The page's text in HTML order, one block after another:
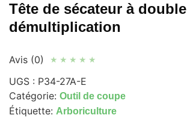
Tête de sécateur à double
démultiplication
Avis (0) ★ ★ ★ ★ ★
UGS : P34-27A-E
Catégorie: Outil de coupe
Étiquette: Arboriculture